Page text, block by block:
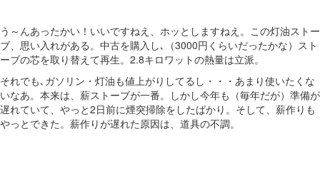
う～んあったかい！いいですねえ、ホッとしますねえ。この灯油ストー
ブ、思い入れがある。中古を購入し､（3000円くらいだったかな）スト
ーブの芯を取り替えて再生。2.8キロワットの熱量は立派。
それでも､ガソリン・灯油も値上がりしてるし・・・あまり使いたくな
いなあ。本来は、薪ストーブが一番。しかし今年も（毎年だが）準備が
遅れていて、やっと2日前に煙突掃除をしたばかり。そして、薪作りも
やっとできた。薪作りが遅れた原因は、道具の不調。